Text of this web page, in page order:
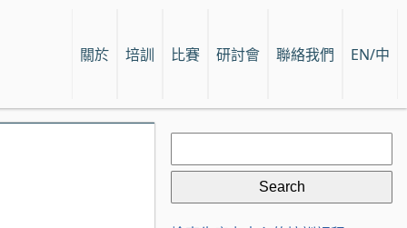
關於 培訓 比賽 研討會 聯絡我們 EN/中
Search
for: